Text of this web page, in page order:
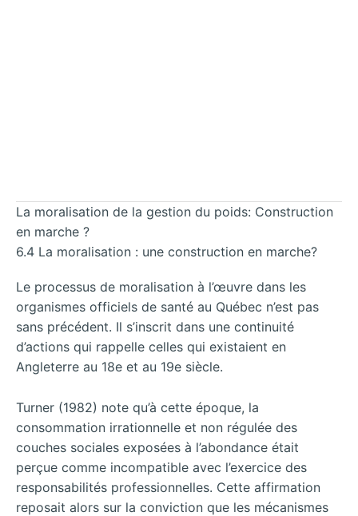
La moralisation de la gestion du poids: Construction
en marche ?
6.4 La moralisation : une construction en marche?
Le processus de moralisation à l’œuvre dans les
organismes officiels de santé au Québec n’est pas
sans précédent. Il s’inscrit dans une continuité
d’actions qui rappelle celles qui existaient en
Angleterre au 18e et au 19e siècle.
Turner (1982) note qu’à cette époque, la
consommation irrationnelle et non régulée des
couches sociales exposées à l’abondance était
perçue comme incompatible avec l’exercice des
responsabilités professionnelles. Cette affirmation
reposait alors sur la conviction que les mécanismes